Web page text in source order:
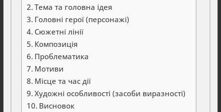
Тема та головна ідея
Головні герої (персонажі)
Сюжетні лінії
Композиція
Проблематика
Мотиви
Місце та час дії
Художні особливості (засоби виразності)
Висновок